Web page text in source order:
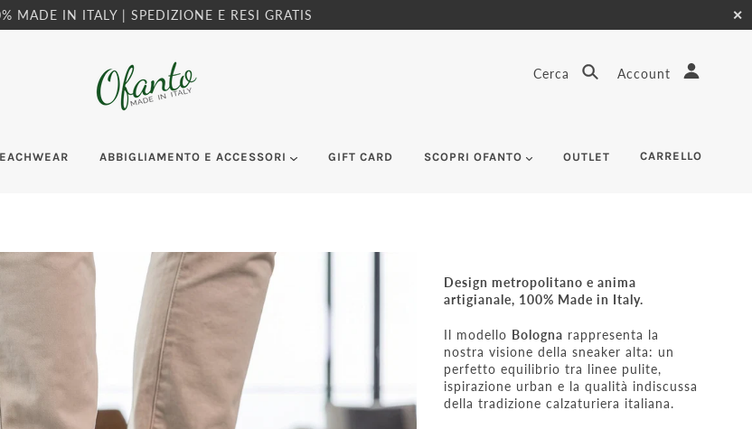
MADE IN ITALY | SPEDIZIONE E RESI GRATIS ✕
Cerca Account
ABBIGLIAMENTO E ACCESSORI GIFT CARD SCOPRI OFANTO OUTLET CARRELLO
Design metropolitano e anima
artigianale, 100% Made in Italy.
Il modello Bologna rappresenta la
nostra visione della sneaker alta: un
perfetto equilibrio tra linee pulite,
ispirazione urban e la qualità indiscussa
della tradizione calzaturiera italiana.